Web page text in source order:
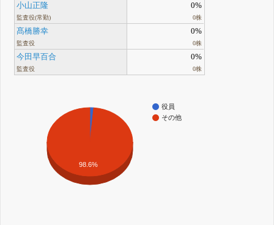
小山正隆
監査役(常勤)
0%
0株
髙橋勝幸
監査役
0%
0株
今田早百合
監査役
0%
0株
役員
その他
98.6%